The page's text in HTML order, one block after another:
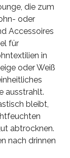
die zum
oder
Accessoires
für
in
oder Weiß
ausstrahlt.
bleibt,
abtrocknen.
nach drinnen